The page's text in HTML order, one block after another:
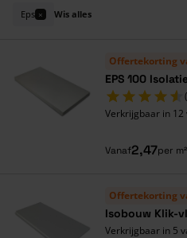
Eps × Wis alles
Offertekorting
EPS 100
Verkrijgbaar in
Vanaf2,47per m²
Offertekorting
Isobouw Klik-
Verkrijgbaar in 5